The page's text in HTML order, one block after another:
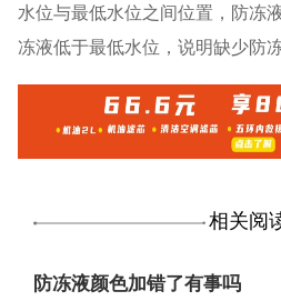
水位与最低水位之间位置，防冻
冻液低于最低水位，说明缺少防冻
相关阅
防冻液颜色加错了有事吗